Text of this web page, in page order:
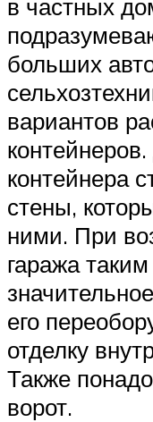
в частных
больших
вариантов
контейнера
стены,
ними. При
гаража
его
отделку
Также
ворот.